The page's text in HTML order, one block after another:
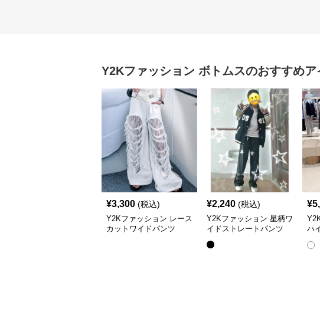
Y2Kファッション ボトムスのおすすめア
¥3,300 (税込)
Y2Kファッション レース
カットワイドパンツ
¥2,240 (税込)
Y2Kファッション 星柄ワ
イドストレートパンツ
¥
ハ